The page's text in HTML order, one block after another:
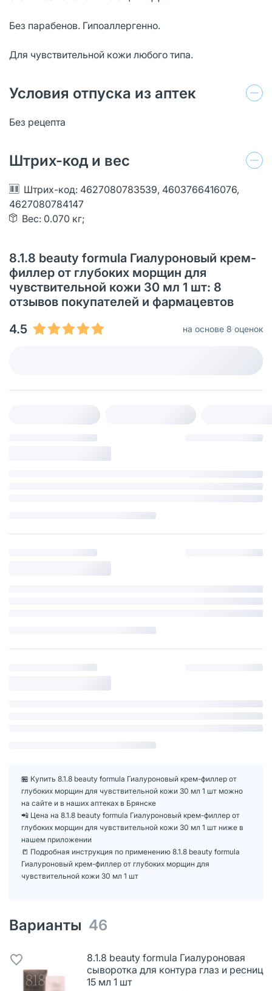
Без парабенов. Гипоаллергенно.
Для чувствительной кожи любого типа.
Условия отпуска из аптек
Без рецепта
Штрих-код и вес
Штрих-код: 4627080783539, 4603766416076,
4627080784147
Вес: 0.070 кг;
8.1.8 beauty formula Гиалуроновый крем-
филлер от глубоких морщин для
чувствительной кожи 30 мл 1 шт: 8
отзывов покупателей и фармацевтов
4.5
на основе 8 оценок
🏪 Купить 8.1.8 beauty formula Гиалуроновый крем-филлер от
глубоких морщин для чувствительной кожи 30 мл 1 шт можно
на сайте и в наших аптеках в Брянске
📲 Цена на 8.1.8 beauty formula Гиалуроновый крем-филлер от
глубоких морщин для чувствительной кожи 30 мл 1 шт ниже в
нашем приложении
📒 Подробная инструкция по применению 8.1.8 beauty formula
Гиалуроновый крем-филлер от глубоких морщин для
чувствительной кожи 30 мл 1 шт
Варианты 46
8.1.8 beauty formula Гиалуроновая
сыворотка для контура глаз и ресниц
15 мл 1 шт